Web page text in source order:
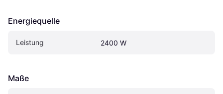
Energiequelle
Leistung 2400 W
Maße